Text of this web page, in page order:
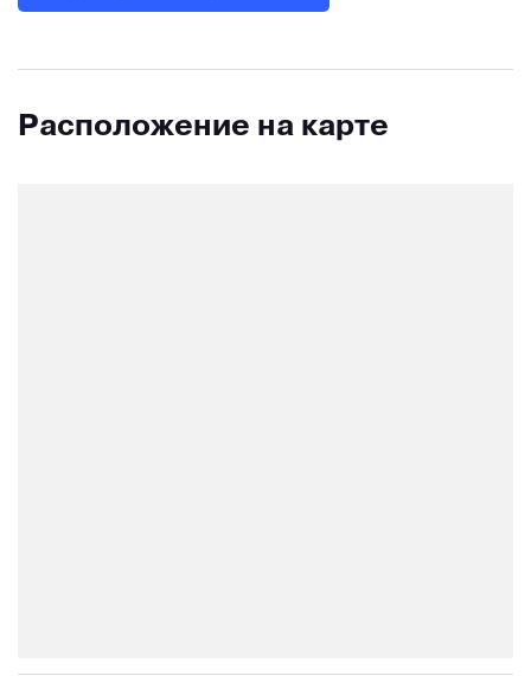
Расположение на карте